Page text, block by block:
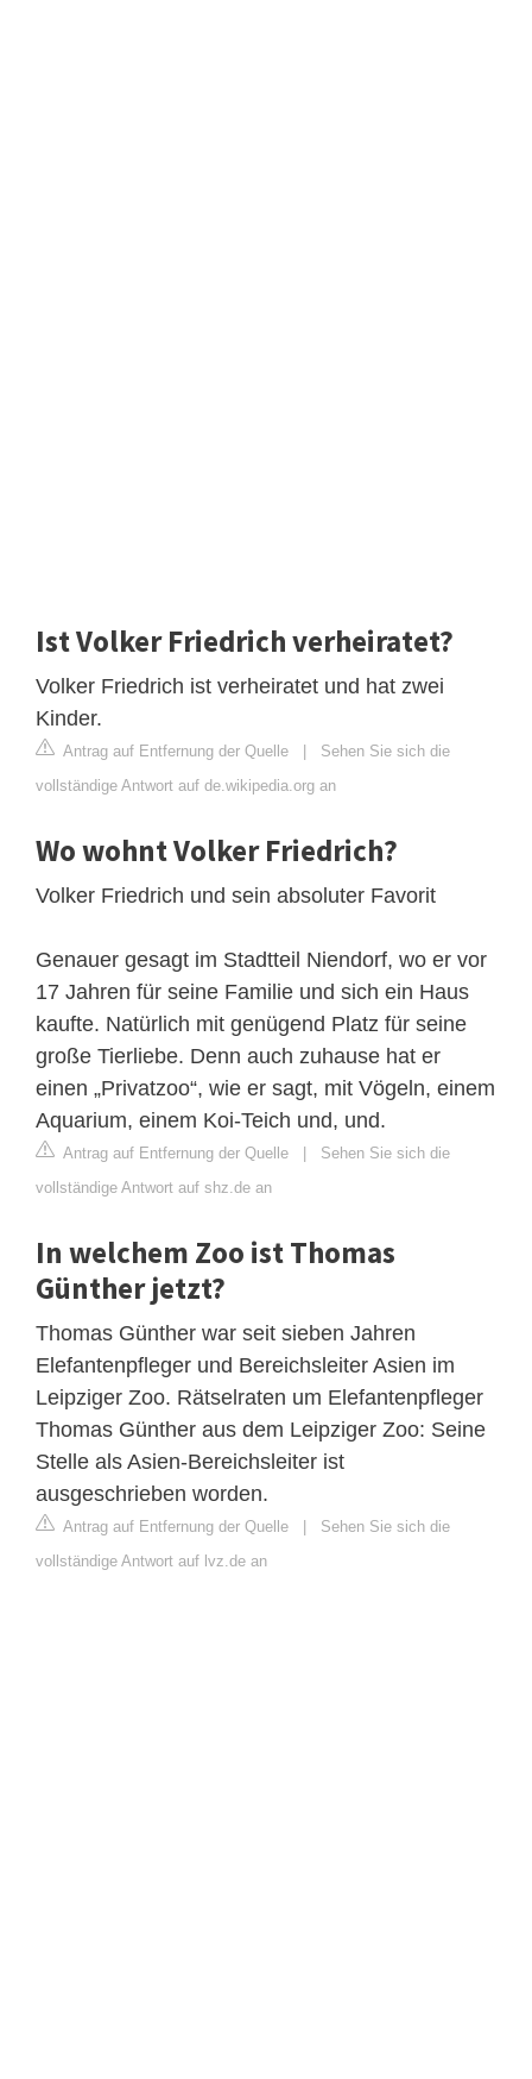
Ist Volker Friedrich verheiratet?
Volker Friedrich ist verheiratet und hat zwei
Kinder.
Antrag auf Entfernung der Quelle | Sehen Sie sich die
vollständige Antwort auf de.wikipedia.org an
Wo wohnt Volker Friedrich?
Volker Friedrich und sein absoluter Favorit
Genauer gesagt im Stadtteil Niendorf, wo er vor
17 Jahren für seine Familie und sich ein Haus
kaufte. Natürlich mit genügend Platz für seine
große Tierliebe. Denn auch zuhause hat er
einen „Privatzoo“, wie er sagt, mit Vögeln, einem
Aquarium, einem Koi-Teich und, und.
Antrag auf Entfernung der Quelle | Sehen Sie sich die
vollständige Antwort auf shz.de an
In welchem Zoo ist Thomas
Günther jetzt?
Thomas Günther war seit sieben Jahren
Elefantenpfleger und Bereichsleiter Asien im
Leipziger Zoo. Rätselraten um Elefantenpfleger
Thomas Günther aus dem Leipziger Zoo: Seine
Stelle als Asien-Bereichsleiter ist
ausgeschrieben worden.
Antrag auf Entfernung der Quelle | Sehen Sie sich die
vollständige Antwort auf lvz.de an